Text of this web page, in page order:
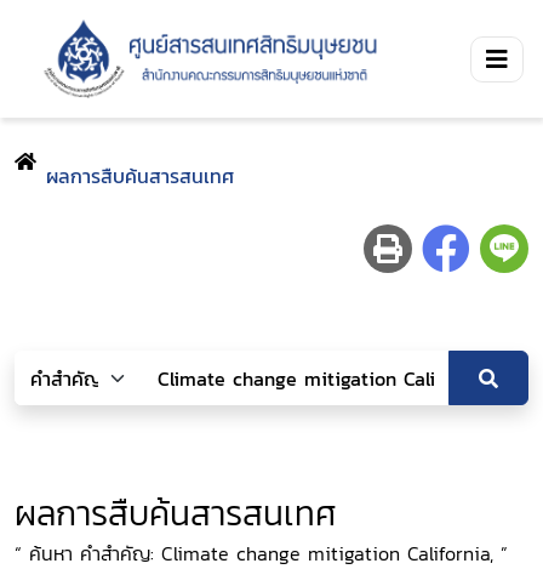
ผลการสืบค้นสารสนเทศ
ผลการสืบค้นสารสนเทศ
“ ค้นหา คำสำคัญ: Climate change mitigation California, ”